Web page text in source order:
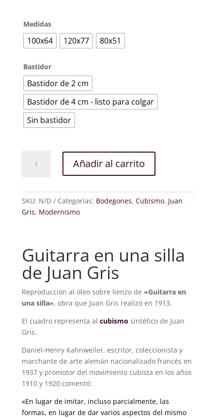
Medidas
100x64 120x77 80x51
Bastidor
Bastidor de 2 cm
Bastidor de 4 cm - listo para colgar
Sin bastidor
cantidad
Añadir al carrito
SKU: N/D Categorías: Bodegones, Cubismo, Juan
Gris, Modernismo
Guitarra en una silla
de Juan Gris
Reproducción al óleo sobre lienzo de «Guitarra en
una silla», obra que Juan Gris realizó en 1913.
El cuadro representa al cubismo sintético de Juan
Gris.
Daniel-Henry Kahnweiler, escritor, coleccionista y
marchante de arte alemán nacionalizado francés en
1937 y promotor del movimiento cubista en los años
1910 y 1920 comentó:
«En lugar de imitar, incluso parcialmente, las
formas, en lugar de dar varios aspectos del mismo